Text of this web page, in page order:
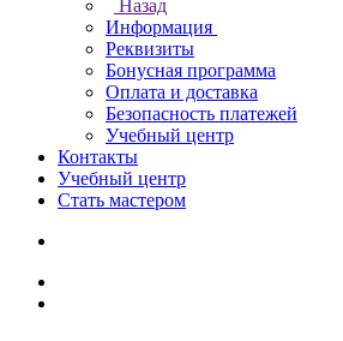
Назад
Информация
Реквизиты
Бонусная программа
Оплата и доставка
Безопасность платежей
Учебный центр
Контакты
Учебный центр
Стать мастером